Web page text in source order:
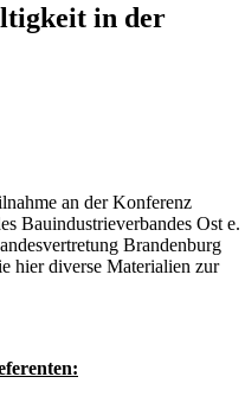
in der
an der Konferenz
Bauindustrieverbandes Ost e.
Brandenburg
hier diverse Materialien zur